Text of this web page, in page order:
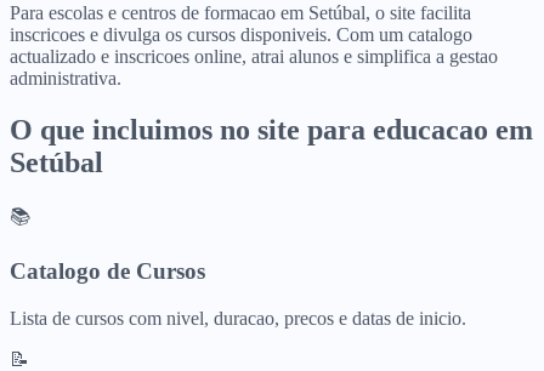
Para escolas e centros de formacao em Setúbal, o site facilita
inscricoes e divulga os cursos disponiveis. Com um catalogo
actualizado e inscricoes online, atrai alunos e simplifica a gestao
administrativa.
O que incluimos no site para educacao em
Setúbal
📚
Catalogo de Cursos
Lista de cursos com nivel, duracao, precos e datas de inicio.
📝